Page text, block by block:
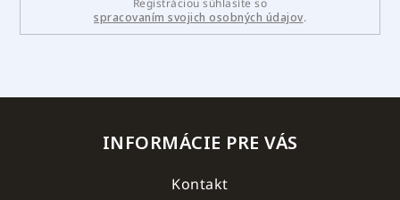
spracovaním svojich osobných údajov.
INFORMÁCIE PRE VÁS
Kontakt